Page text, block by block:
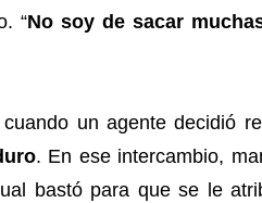
“No soy de sacar
un agente decidió
. En ese intercambio,
bastó para que se le